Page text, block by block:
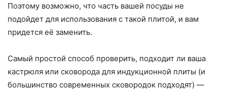
Поэтому возможно, что часть вашей посуды не
подойдет для использования с такой плитой, и вам
придется её заменить.
Самый простой способ проверить, подходит ли ваша
кастрюля или сковорода для индукционной плиты (и
большинство современных сковородок подходят) —